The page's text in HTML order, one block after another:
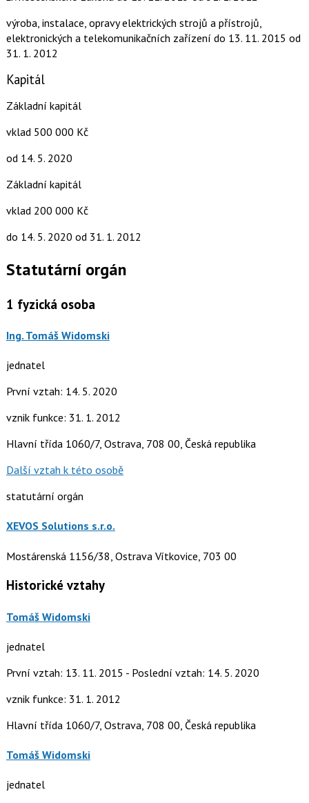
výroba, instalace, opravy elektrických strojů a přístrojů,
elektronických a telekomunikačních zařízení do 13. 11. 2015 od
31. 1. 2012
Kapitál
Základní kapitál
vklad 500 000 Kč
od 14. 5. 2020
Základní kapitál
vklad 200 000 Kč
do 14. 5. 2020 od 31. 1. 2012
Statutární orgán
1 fyzická osoba
Ing. Tomáš Widomski
jednatel
První vztah: 14. 5. 2020
vznik funkce: 31. 1. 2012
Hlavní třída 1060/7, Ostrava, 708 00, Česká republika
Další vztah k této osobě
statutární orgán
XEVOS Solutions s.r.o.
Mostárenská 1156/38, Ostrava Vítkovice, 703 00
Historické vztahy
Tomáš Widomski
jednatel
První vztah: 13. 11. 2015 - Poslední vztah: 14. 5. 2020
vznik funkce: 31. 1. 2012
Hlavní třída 1060/7, Ostrava, 708 00, Česká republika
Tomáš Widomski
jednatel